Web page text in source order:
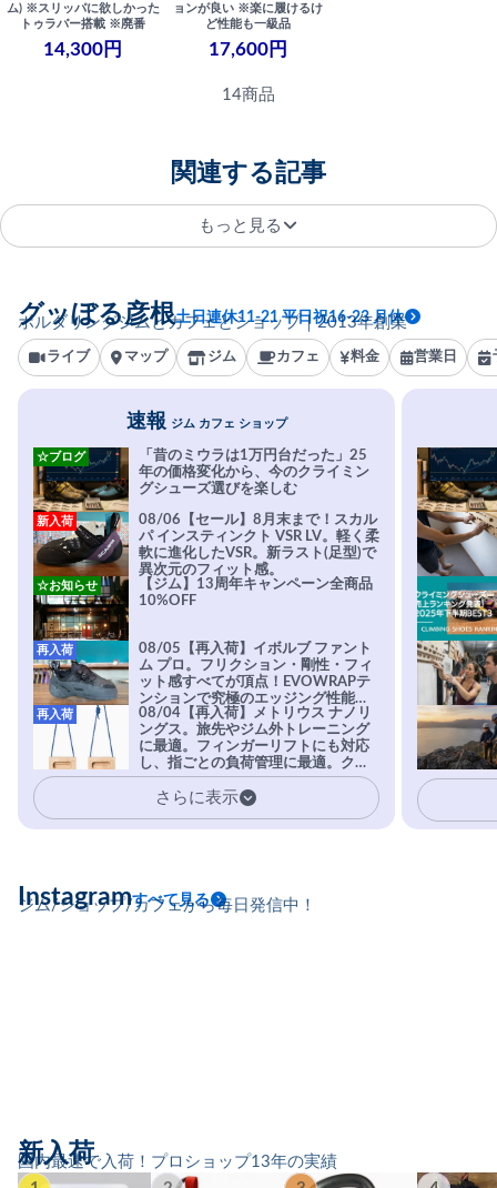
ム) ※スリッパに欲しかった
トゥラバー搭載 ※廃番
14,300円
ョンが良い ※楽に履けるけ
ど性能も一級品
17,600円
14商品
関連する記事
もっと見る
ボルダリングジムとカフェとショップ｜2013年創業
グッぼる彦根土日連休11-21 平日祝16-23 月休
ライブ マップ ジム カフェ 料金 営業日
速報 ジム カフェ ショップ
「昔のミウラは1万円台だった」25
年の価格変化から、今のクライミン
グシューズ選びを楽しむ
☆ブログ
08/06【セール】8月末まで！スカル
パ インスティンクト VSR LV。軽く柔
軟に進化したVSR。新ラスト(足型)で
異次元のフィット感。
新入荷
【ジム】13周年キャンペーン全商品
10%OFF
☆お知らせ
08/05【再入荷】イボルブ ファント
ム プロ。フリクション・剛性・フィ
ット感すべてが頂点！EVOWRAPテ
ンションで究極のエッジング性能を
実現。進化系ラバーEvo-74はTRAX
を凌駕する粘着力で極小ホールドに
安心感。
再入荷
08/04【再入荷】メトリウス ナノリ
ングス。旅先やジム外トレーニング
に最適。フィンガーリフトにも対応
し、指ごとの負荷管理に最適。クラ
イマーの指を本気で鍛えるギア。
再入荷
さらに表示
ジム/ショップ/カフェから毎日発信中！
Instagramすべて見る
国内最速で入荷！プロショップ13年の実績
新入荷